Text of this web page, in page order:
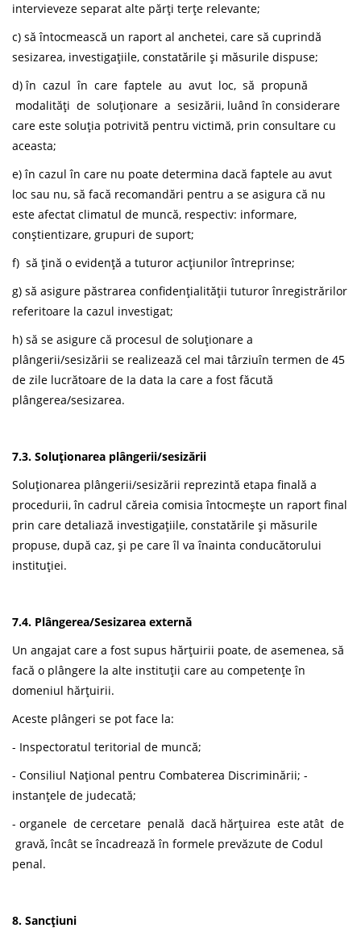
intervieveze separat alte părți terțe relevante;
c) să întocmească un raport al anchetei, care să cuprindă
sesizarea, investigațiile, constatările și măsurile dispuse;
d) în cazul în care faptele au avut loc, să propună
modalități de soluționare a sesizării, luând în considerare
care este soluția potrivită pentru victimă, prin consultare cu
aceasta;
e) în cazul în care nu poate determina dacă faptele au avut
loc sau nu, să facă recomandări pentru a se asigura că nu
este afectat climatul de muncă, respectiv: informare,
conștientizare, grupuri de suport;
f) să țină o evidență a tuturor acțiunilor întreprinse;
g) să asigure păstrarea confidențialității tuturor înregistrărilor
referitoare la cazul investigat;
h) să se asigure că procesul de soluționare a
plângerii/sesizării se realizează cel mai târziuîn termen de 45
de zile lucrătoare de Ia data Ia care a fost făcută
plângerea/sesizarea.
7.3. Soluționarea plângerii/sesizării
Soluționarea plângerii/sesizării reprezintă etapa finală a
procedurii, în cadrul căreia comisia întocmește un raport final
prin care detaliază investigațiile, constatările și măsurile
propuse, după caz, și pe care îl va înainta conducătorului
instituției.
7.4. Plângerea/Sesizarea externă
Un angajat care a fost supus hărțuirii poate, de asemenea, să
facă o plângere la alte instituții care au competențe în
domeniul hărțuirii.
Aceste plângeri se pot face la:
- Inspectoratul teritorial de muncă;
- Consiliul Național pentru Combaterea Discriminării; -
instanțele de judecată;
- organele de cercetare penală dacă hărțuirea este atât de
gravă, încât se încadrează în formele prevăzute de Codul
penal.
8. Sancțiuni